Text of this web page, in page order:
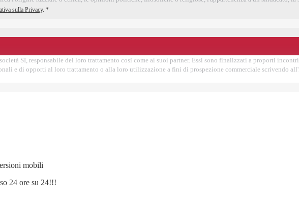
sulla Privacy.*
SI, responsabile del loro trattamento così come ai suoi partner. Essi sono finalizzati a proporti
e di opporti al loro trattamento o alla loro utilizzazione a fini di prospezione commerciale scrivendo
mobili
24 ore su 24!!!